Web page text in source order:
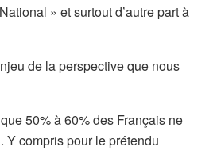
» et surtout d’autre part à
de la perspective que nous
50% à 60% des Français ne
Y compris pour le prétendu